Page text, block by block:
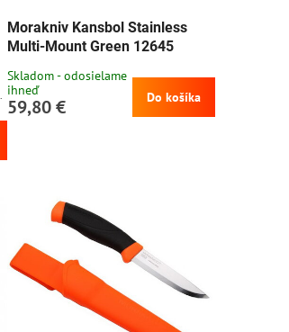
Morakniv Kansbol Stainless
Multi-Mount Green 12645
Skladom - odosielame
ihneď
59,80 € Do košíka